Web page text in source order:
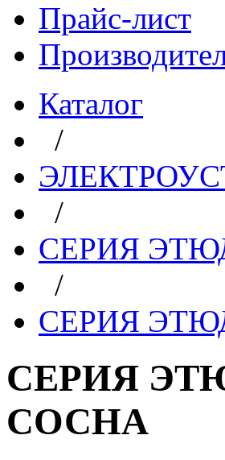
Прайс-лист
Каталог
/
/
СЕРИЯ
/
СЕРИЯ
СЕРИЯ
СОСНА